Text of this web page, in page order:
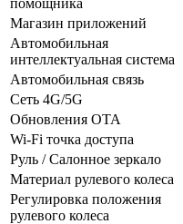
Магазин приложений
Автомобильная
интеллектуальная система
Автомобильная связь
Сеть 4G/5G
Обновления OTA
Wi-Fi точка доступа
Руль / Салонное зеркало
Материал рулевого колеса
Регулировка положения
рулевого колеса